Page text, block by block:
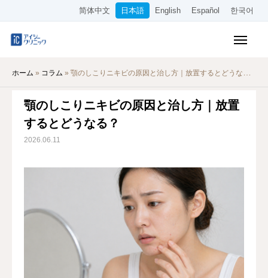
简体中文 日本語 English Español 한국어
ホーム » コラム » 顎のしこりニキビの原因と治し方｜放置するとどうなる？
顎のしこりニキビの原因と治し方｜放置
するとどうなる？
2026.06.11
料金表
オンライン診療
当院について